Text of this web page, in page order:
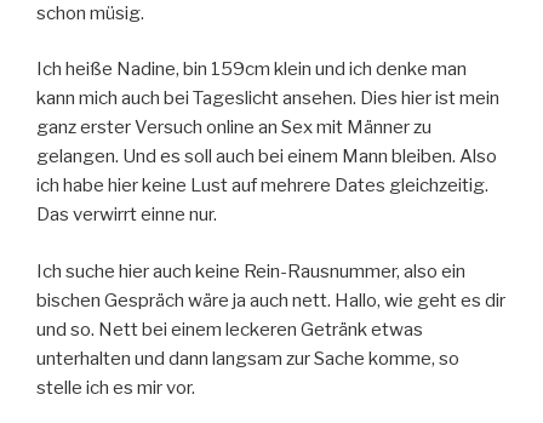
schon müsig.
Ich heiße Nadine, bin 159cm klein und ich denke man
kann mich auch bei Tageslicht ansehen. Dies hier ist mein
ganz erster Versuch online an Sex mit Männer zu
gelangen. Und es soll auch bei einem Mann bleiben. Also
ich habe hier keine Lust auf mehrere Dates gleichzeitig.
Das verwirrt einne nur.
Ich suche hier auch keine Rein-Rausnummer, also ein
bischen Gespräch wäre ja auch nett. Hallo, wie geht es dir
und so. Nett bei einem leckeren Getränk etwas
unterhalten und dann langsam zur Sache komme, so
stelle ich es mir vor.